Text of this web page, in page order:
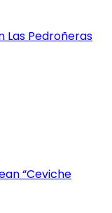
Las Pedroñeras
“Ceviche